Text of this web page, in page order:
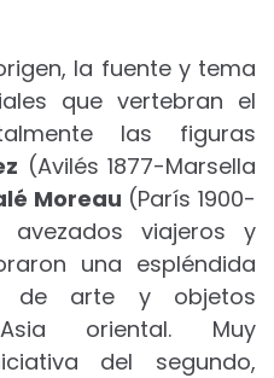
la fuente y tema
que vertebran el
las figuras
(Avilés 1877-Marsella
Moreau (París 1900-
avezados viajeros y
una espléndida
de arte y objetos
oriental. Muy
del segundo,